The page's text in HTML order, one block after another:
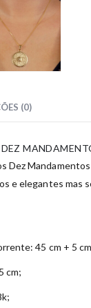
(0)
Dez
e elegantes mas
45 cm + 5
cm;